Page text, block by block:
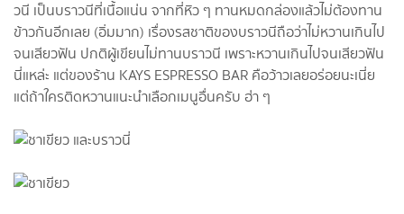
วนี เป็นบราวนีที่เนื้อแน่น จากที่หิว ๆ ทานหมดกล่องแล้วไม่ต้องทาน
ข้าวกันอีกเลย (อิ่มมาก) เรื่องรสชาติของบราวนีถือว่าไม่หวานเกินไป
จนเสียวฟัน ปกติผู้เขียนไม่ทานบราวนี เพราะหวานเกินไปจนเสียวฟัน
นี่แหล่ะ แต่ของร้าน KAYS ESPRESSO BAR คือว้าวเลยอร่อยนะเนี่ย
แต่ถ้าใครติดหวานแนะนำเลือกเมนูอื่นครับ ฮ่า ๆ